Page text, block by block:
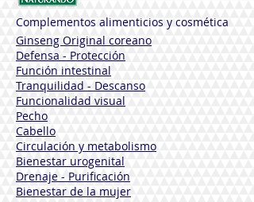
Complementos alimenticios y cosmética
Ginseng Original coreano
Defensa - Protección
Función intestinal
Tranquilidad - Descanso
Funcionalidad visual
Pecho
Cabello
Circulación y metabolismo
Bienestar urogenital
Drenaje - Purificación
Bienestar de la mujer